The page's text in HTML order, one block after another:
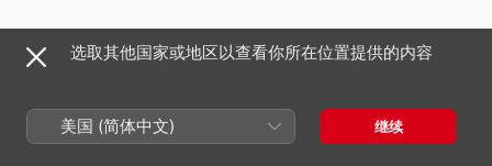
选取其他国家或地区以查看你所在位置提供的内容
美国 (简体中文) 继续